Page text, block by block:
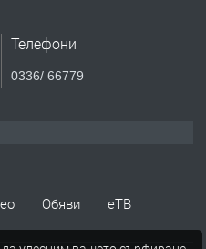
Телефони
0336/ 66779
Обяви
еТВ